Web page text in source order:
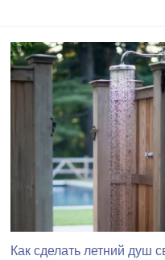
Как сделать летний душ